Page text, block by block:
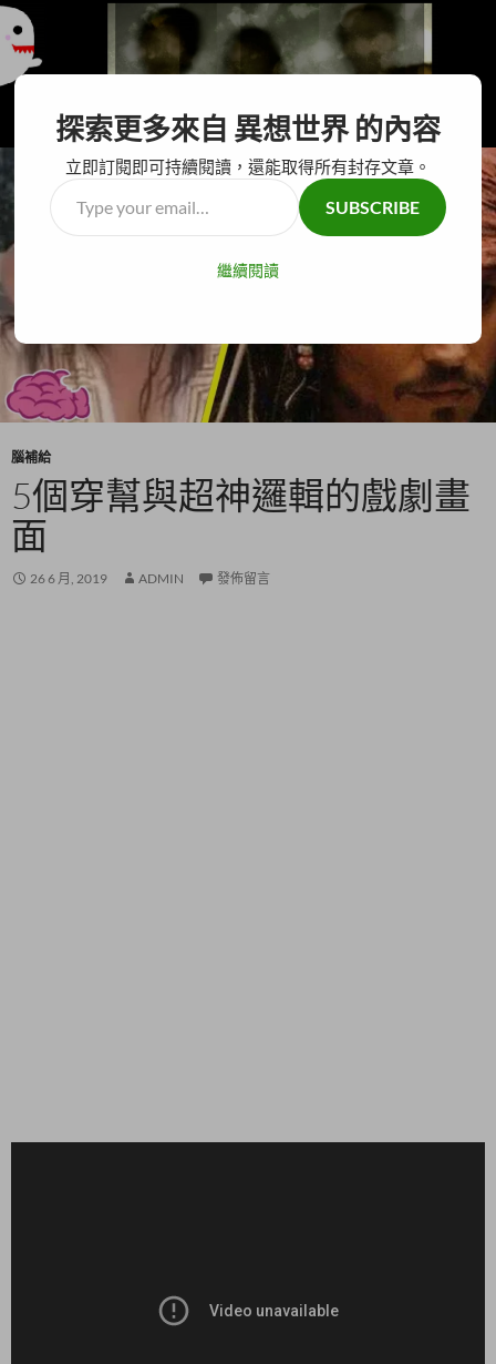
異想世界
主要選單
主
腦補給
5個穿幫與超神邏輯的戲劇畫
面
26 6 月, 2019 ADMIN 發佈留言
探索更多來自 異想世界 的內容
立即訂閱即可持續閱讀，還能取得所有封存文章。
Type
your
SUBSCRIBE
繼續閱讀